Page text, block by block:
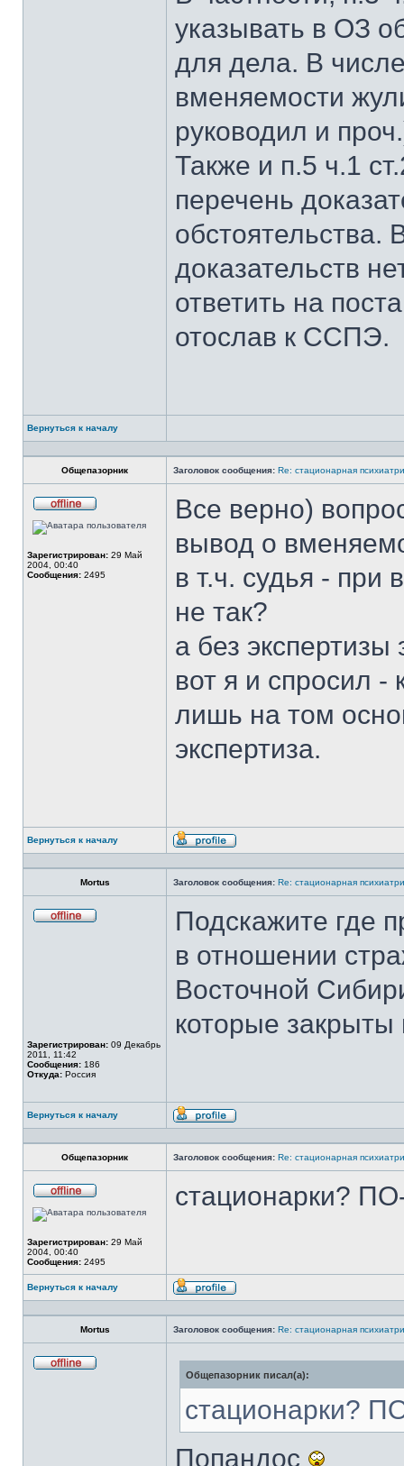
указывать в ОЗ
для дела. В
вменяемости
руководил и
Также и п.5 ч.1
перечень
обстоятельства.
доказательств
ответить на
отослав к ССПЭ.
Вернуться к началу
Общепазорник Заголовок сообщения: Re: стационарная
в
Зарегистрирован: 29 Май
2004, 00:40
Сообщения: 2495
Все верно)
вывод о
в т.ч. судья - при
не так?
а без экспертизы
вот я и спросил -
лишь на том
экспертиза.
Вернуться к началу
Профиль
Mortus Заголовок сообщения: Re: стационарная
Зарегистрирован: 09 Декабрь
2011, 11:42
Сообщения: 186
Откуда: Россия
Подскажите где
в отношении
Восточной
которые
Вернуться к началу
Профиль
Общепазорник Заголовок сообщения: Re: стационарная
в
Зарегистрирован: 29 Май
2004, 00:40
Сообщения: 2495
стационарки?
Вернуться к началу
Профиль
Mortus Заголовок сообщения: Re: стационарная
Общепазорник писал(а):
стационарки?
Попандос